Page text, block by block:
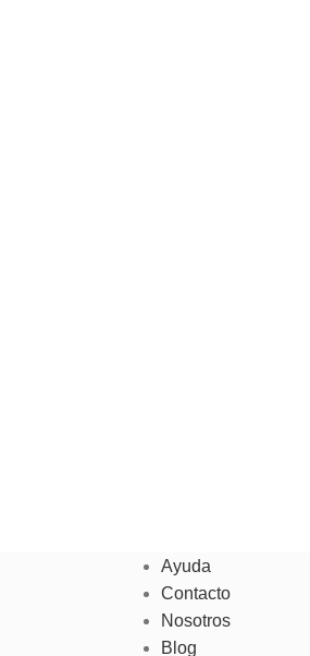
Ayuda
Contacto
Nosotros
Blog